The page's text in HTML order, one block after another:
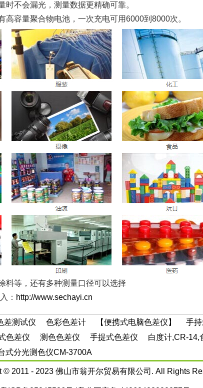
时不会漏光，测量数据更精确可靠。
高容量聚合物电池，一次充电可用6000到8000次。
料等，还有多种测量口径可以选择
： http://www.sechayi.cn
差测试仪 色彩色差计 【便携式电脑色差仪】 手
色差仪 测色色差仪 手提式色差仪 白度计,CR-14,
式分光测色仪CM-3700A
© 2011 - 2023 佛山市翁开尔贸易有限公司 . All Rights